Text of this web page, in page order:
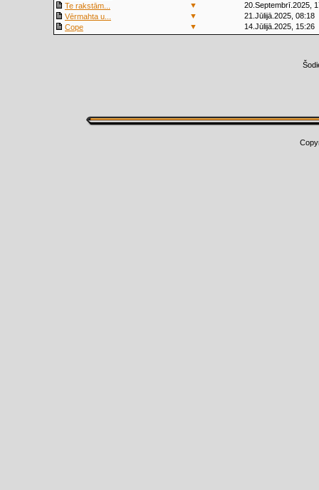
Te rakstām...
▼
20.Septembrī.2025,
Vērmahta u...
▼
21.Jūlijā.2025, 08:18
Cope
▼ 14.Jūlijā.2025, 15:26